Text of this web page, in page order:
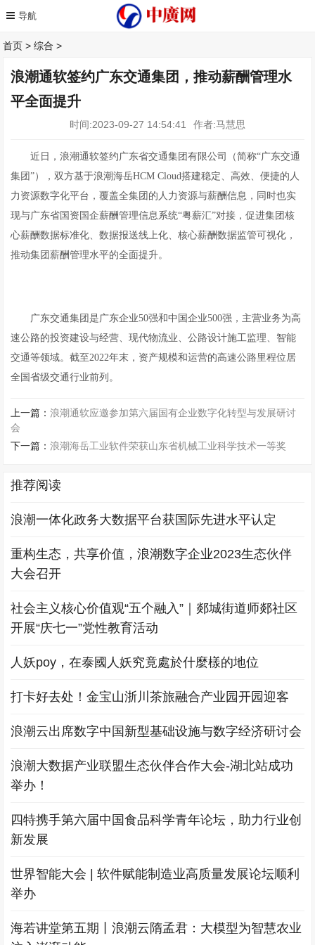
首页 >综合 >
浪潮通软签约广东交通集团，推动薪酬管理水
平全面提升
时间:2023-09-27 14:54:41 作者:马慧思
近日，浪潮通软签约广东省交通集团有限公司（简称“广东交通
集团”），双方基于浪潮海岳HCM Cloud搭建稳定、高效、便捷的人
力资源数字化平台，覆盖全集团的人力资源与薪酬信息，同时也实
现与广东省国资国企薪酬管理信息系统“粤薪汇”对接，促进集团核
心薪酬数据标准化、数据报送线上化、核心薪酬数据监管可视化，
推动集团薪酬管理水平的全面提升。
广东交通集团是广东企业50强和中国企业500强，主营业务为高
速公路的投资建设与经营、现代物流业、公路设计施工监理、智能
交通等领域。截至2022年末，资产规模和运营的高速公路里程位居
全国省级交通行业前列。
上一篇：浪潮通软应邀参加第六届国有企业数字化转型与发展研讨
会
下一篇：浪潮海岳工业软件荣获山东省机械工业科学技术一等奖
推荐阅读
浪潮一体化政务大数据平台获国际先进水平认定
重构生态，共享价值，浪潮数字企业2023生态伙伴
大会召开
社会主义核心价值观“五个融入”｜郯城街道师郯社区
开展“庆七一”党性教育活动
人妖poy，在泰國人妖究竟處於什麼樣的地位
打卡好去处！金宝山浙川茶旅融合产业园开园迎客
浪潮云出席数字中国新型基础设施与数字经济研讨会
浪潮大数据产业联盟生态伙伴合作大会-湖北站成功
举办！
四特携手第六届中国食品科学青年论坛，助力行业创
新发展
世界智能大会 | 软件赋能制造业高质量发展论坛顺利
举办
海若讲堂第五期丨浪潮云隋孟君：大模型为智慧农业